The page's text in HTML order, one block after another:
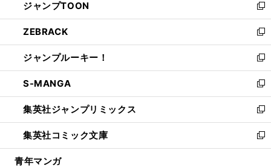
く
で
開
く
ド
ウ
で
開
く
ィ
ン
ド
ウ
で
開
く
い
ウ
ィ
ン
ド
ウ
で
開
く
ジャンプTOON
新
し
い
ウ
ィ
ン
ド
ウ
で
開
く
ZEBRACK
新
し
い
ウ
ィ
ン
ド
ウ
で
開
ジャンプルーキー！
新
し
い
ウ
ィ
ン
ド
ウ
S-MANGA
新
し
い
ウ
ィ
ン
集英社ジャンプリミックス
新
し
い
ウ
集英社コミック文庫
新
し
青年マンガ